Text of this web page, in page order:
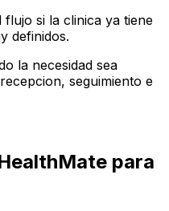
si la clinica ya tiene
definidos.
la necesidad sea
seguimiento e
para